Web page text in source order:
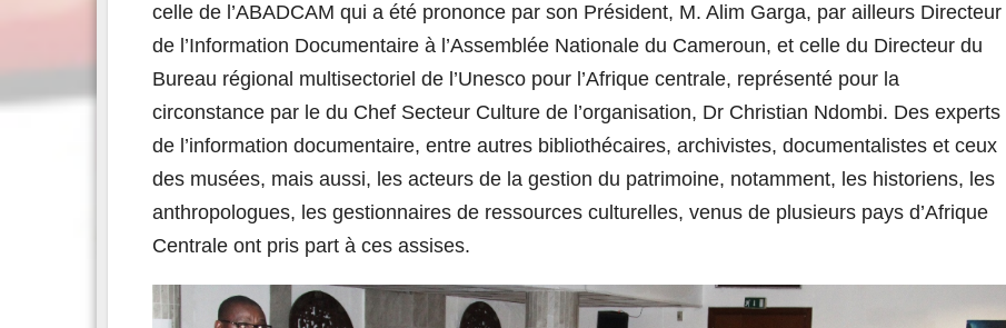
celle de l’ABADCAM qui a été prononce par son Président, M. Alim Garga, par ailleurs Directeur
de l’Information Documentaire à l’Assemblée Nationale du Cameroun, et celle du Directeur du
Bureau régional multisectoriel de l’Unesco pour l’Afrique centrale, représenté pour la
circonstance par le du Chef Secteur Culture de l’organisation, Dr Christian Ndombi. Des experts
de l’information documentaire, entre autres bibliothécaires, archivistes, documentalistes et ceux
des musées, mais aussi, les acteurs de la gestion du patrimoine, notamment, les historiens, les
anthropologues, les gestionnaires de ressources culturelles, venus de plusieurs pays d’Afrique
Centrale ont pris part à ces assises.